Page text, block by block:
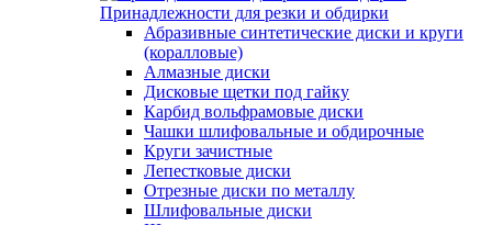
Принадлежности для резки и обдирки
Абразивные синтетические диски и круги
(коралловые)
Алмазные диски
Дисковые щетки под гайку
Карбид вольфрамовые диски
Чашки шлифовальные и обдирочные
Круги зачистные
Лепестковые диски
Отрезные диски по металлу
Шлифовальные диски